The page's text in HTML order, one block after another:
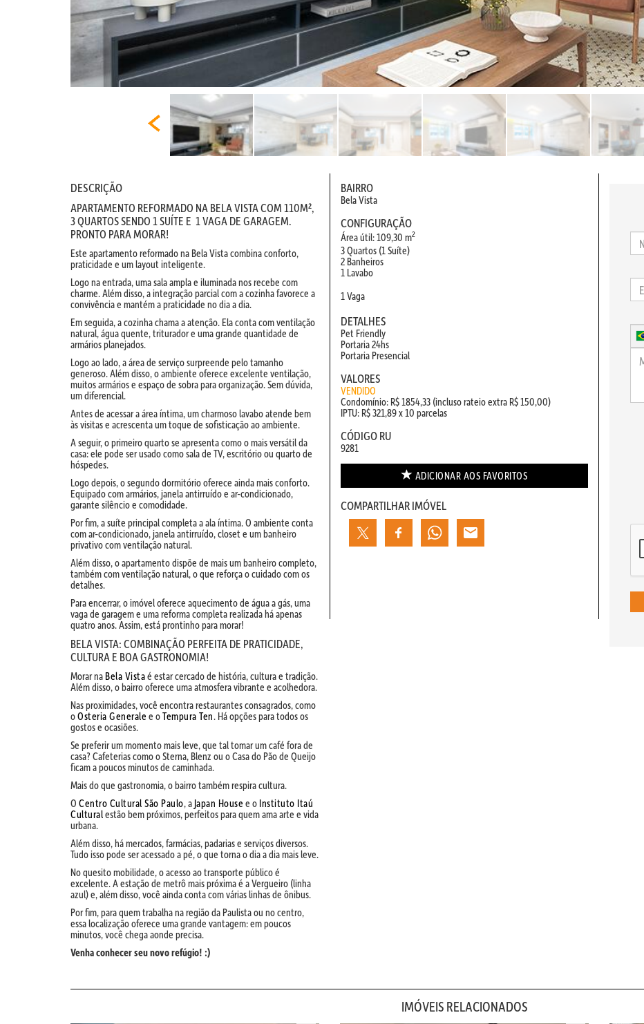
DESCRIÇÃO
APARTAMENTO REFORMADO NA BELA VISTA COM 110M²,
3 QUARTOS SENDO 1 SUÍTE E 1 VAGA DE GARAGEM.
PRONTO PARA MORAR!
Este apartamento reformado na Bela Vista combina conforto,
praticidade e um layout inteligente.
Logo na entrada, uma sala ampla e iluminada nos recebe com
charme. Além disso, a integração parcial com a cozinha favorece a
convivência e mantém a praticidade no dia a dia.
Em seguida, a cozinha chama a atenção. Ela conta com ventilação
natural, água quente, triturador e uma grande quantidade de
armários planejados.
Logo ao lado, a área de serviço surpreende pelo tamanho
generoso. Além disso, o ambiente oferece excelente ventilação,
muitos armários e espaço de sobra para organização. Sem dúvida,
um diferencial.
Antes de acessar a área íntima, um charmoso lavabo atende bem
às visitas e acrescenta um toque de sofisticação ao ambiente.
A seguir, o primeiro quarto se apresenta como o mais versátil da
casa: ele pode ser usado como sala de TV, escritório ou quarto de
hóspedes.
Logo depois, o segundo dormitório oferece ainda mais conforto.
Equipado com armários, janela antirruído e ar-condicionado,
garante silêncio e comodidade.
Por fim, a suíte principal completa a ala íntima. O ambiente conta
com ar-condicionado, janela antirruído, closet e um banheiro
privativo com ventilação natural.
Além disso, o apartamento dispõe de mais um banheiro completo,
também com ventilação natural, o que reforça o cuidado com os
detalhes.
Para encerrar, o imóvel oferece aquecimento de água a gás, uma
vaga de garagem e uma reforma completa realizada há apenas
quatro anos. Assim, está prontinho para morar!
BELA VISTA: COMBINAÇÃO PERFEITA DE PRATICIDADE,
CULTURA E BOA GASTRONOMIA!
Morar na Bela Vistaé estar cercado de história, cultura e tradição.
Além disso, o bairro oferece uma atmosfera vibrante e acolhedora.
Nas proximidades, você encontra restaurantes consagrados, como
oOsteria Generale e oTempura Ten. Há opções para todos os
gostos e ocasiões.
Se preferir um momento mais leve, que tal tomar um café fora de
casa? Cafeterias como o Sterna, Blenz ou o Casa do Pão de Queijo
ficam a poucos minutos de caminhada.
Mais do que gastronomia, o bairro também respira cultura.
O Centro Cultural São Paulo, a Japan House e o Instituto Itaú
Culturalestão bem próximos, perfeitos para quem ama arte e vida
urbana.
Além disso, há mercados, farmácias, padarias e serviços diversos.
Tudo isso pode ser acessado a pé, o que torna o dia a dia mais leve.
No quesito mobilidade, o acesso ao transporte público é
excelente. A estação de metrô mais próxima é a Vergueiro (linha
azul) e, além disso, você ainda conta com várias linhas de ônibus.
Por fim, para quem trabalha na região da Paulista ou no centro,
essa localização oferece uma grande vantagem: em poucos
minutos, você chega aonde precisa.
Venha conhecer seu novo refúgio! :)
BAIRRO
Bela Vista
CONFIGURAÇÃO
Área útil: 109,30 m2
3 Quartos (1 Suíte)
2 Banheiros
1 Lavabo
1 Vaga
DETALHES
Pet Friendly
Portaria 24hs
Portaria Presencial
VALORES
VENDIDO
Condomínio: R$ 1854,33 (incluso rateio extra R$ 150,00)
IPTU: R$ 321,89 x 10 parcelas
CÓDIGO RU
9281
ADICIONAR AOS FAVORITOS
COMPARTILHAR IMÓVEL
IMÓVEIS RELACIONADOS